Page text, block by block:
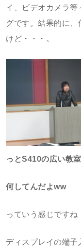
イ、ビデオカメラ等
グです。結果的に、
けど・・・。
っとS410の広い教
何してんだよww
っていう感じですね
ディスプレイの端子